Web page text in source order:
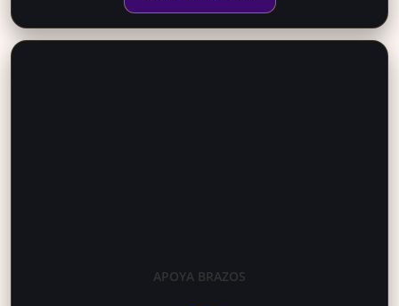
APOYA BRAZOS